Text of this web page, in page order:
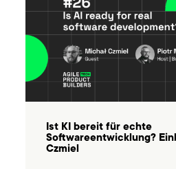
Ist KI bereit für echte
Softwareentwicklung?
Czmiel